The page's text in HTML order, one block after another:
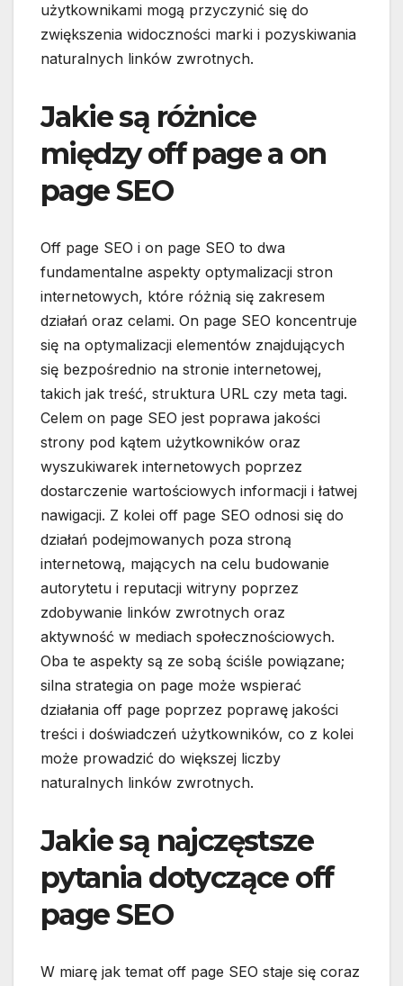
użytkownikami mogą przyczynić się do
zwiększenia widoczności marki i pozyskiwania
naturalnych linków zwrotnych.
Jakie są różnice
między off page a on
page SEO
Off page SEO i on page SEO to dwa
fundamentalne aspekty optymalizacji stron
internetowych, które różnią się zakresem
działań oraz celami. On page SEO koncentruje
się na optymalizacji elementów znajdujących
się bezpośrednio na stronie internetowej,
takich jak treść, struktura URL czy meta tagi.
Celem on page SEO jest poprawa jakości
strony pod kątem użytkowników oraz
wyszukiwarek internetowych poprzez
dostarczenie wartościowych informacji i łatwej
nawigacji. Z kolei off page SEO odnosi się do
działań podejmowanych poza stroną
internetową, mających na celu budowanie
autorytetu i reputacji witryny poprzez
zdobywanie linków zwrotnych oraz
aktywność w mediach społecznościowych.
Oba te aspekty są ze sobą ściśle powiązane;
silna strategia on page może wspierać
działania off page poprzez poprawę jakości
treści i doświadczeń użytkowników, co z kolei
może prowadzić do większej liczby
naturalnych linków zwrotnych.
Jakie są najczęstsze
pytania dotyczące off
page SEO
W miarę jak temat off page SEO staje się coraz